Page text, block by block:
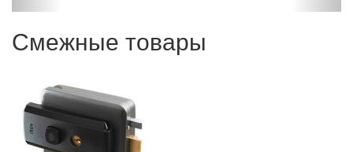
Смежные товары